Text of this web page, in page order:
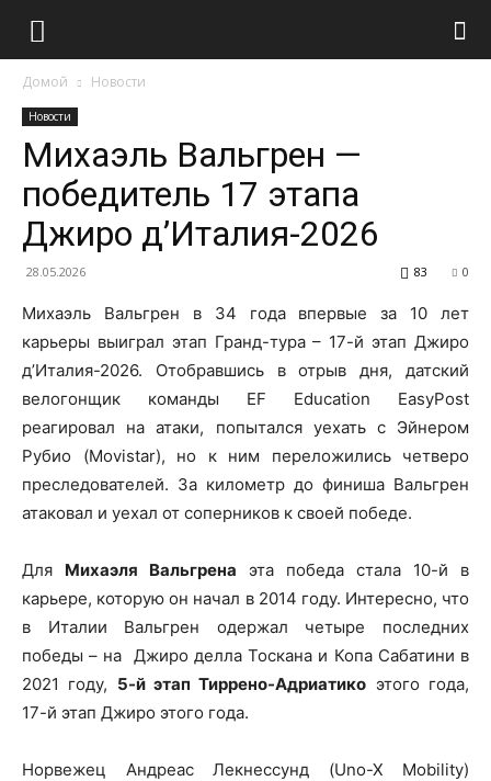
Домой Новости
Новости
Михаэль Вальгрен —
победитель 17 этапа
Джиро д’Италия-2026
28.05.2026 0
83
Михаэль Вальгрен в 34 года впервые за 10 лет
карьеры выиграл этап Гранд-тура – 17-й этап Джиро
д’Италия-2026. Отобравшись в отрыв дня, датский
велогонщик команды EF Education EasyPost
реагировал на атаки, попытался уехать с Эйнером
Рубио (Movistar), но к ним переложились четверо
преследователей. За километр до финиша Вальгрен
атаковал и уехал от соперников к своей победе.
Для Михаэля Вальгрена эта победа стала 10-й в
карьере, которую он начал в 2014 году. Интересно, что
в Италии Вальгрен одержал четыре последних
победы – на Джиро делла Тоскана и Копа Сабатини в
2021 году, 5-й этап Тиррено-Адриатико этого года,
17-й этап Джиро этого года.
Норвежец Андреас Лекнессунд (Uno-X Mobility)